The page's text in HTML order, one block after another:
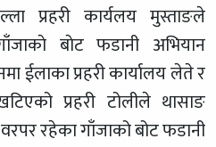
प्रहरी कार्यलय मुस्ताङले
बाेट फडानी अभियान
ईलाका प्रहरी कार्यालय लेते र
प्रहरी टोलीले थासाङ
रहेका गाँजाको बोट फडानी